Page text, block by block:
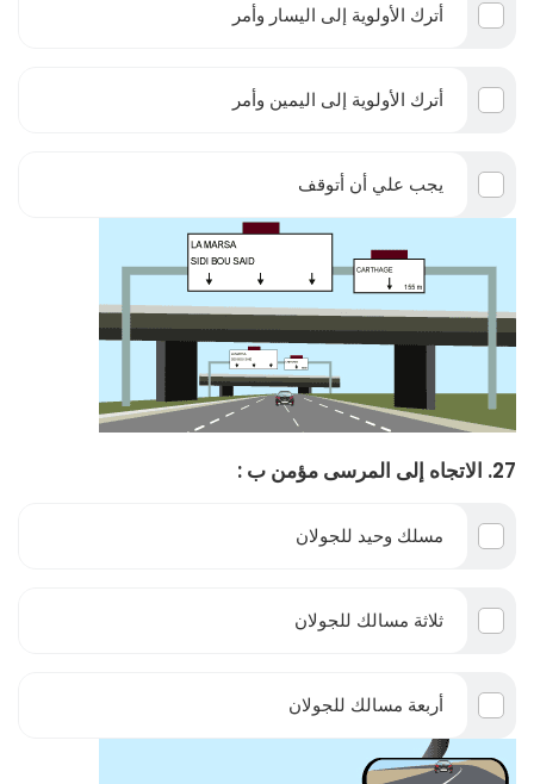
أترك الأولوية إلى اليسار وأمر
أترك الأولوية إلى اليمين وأمر
يجب علي أن أتوقف
27. الاتجاه إلى المرسى مؤمن ب :
مسلك وحيد للجولان
ثلاثة مسالك للجولان
أربعة مسالك للجولان